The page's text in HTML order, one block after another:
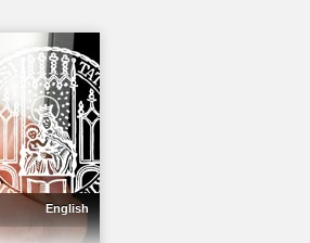
English